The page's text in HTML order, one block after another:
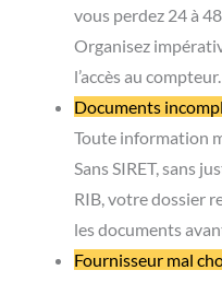
jusqu’au lundi.
Optima Energie :
prioritaires même le
FAQ : Vos